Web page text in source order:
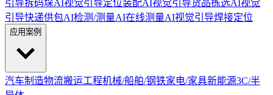
引导拆码垛AI视觉引导定位装配AI视觉引导货品拣选AI视觉
引导快递供包AI检测/测量AI在线测量AI视觉引导焊接定位
应用案例
汽车制造物流搬运工程机械/船舶/钢铁家电/家具新能源3C/半